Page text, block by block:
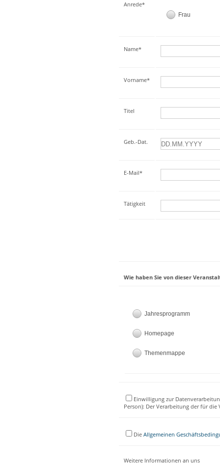
Anrede*
Frau
Name*
Vorname*
Titel
Geb.-Dat.
E-Mail*
Tätigkeit
Wie haben Sie von dieser
Jahresprogramm
Homepage
Themenmappe
Einwilligung zur
Person): Der Verarbeitung der für
Die Allgemeinen
Weitere Informationen an uns